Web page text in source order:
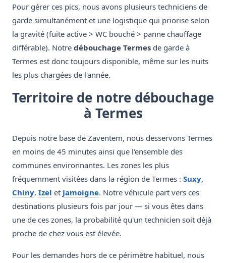
Pour gérer ces pics, nous avons plusieurs techniciens de
garde simultanément et une logistique qui priorise selon
la gravité (fuite active > WC bouché > panne chauffage
différable). Notre débouchage Termes de garde à
Termes est donc toujours disponible, même sur les nuits
les plus chargées de l'année.
Territoire de notre débouchage
à Termes
Depuis notre base de Zaventem, nous desservons Termes
en moins de 45 minutes ainsi que l'ensemble des
communes environnantes. Les zones les plus
fréquemment visitées dans la région de Termes : Suxy,
Chiny, Izel et Jamoigne. Notre véhicule part vers ces
destinations plusieurs fois par jour — si vous êtes dans
une de ces zones, la probabilité qu'un technicien soit déjà
proche de chez vous est élevée.
Pour les demandes hors de ce périmètre habituel, nous